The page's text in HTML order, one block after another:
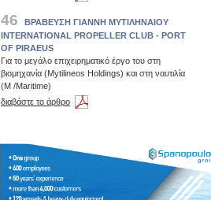
46
ΒΡΑΒΕΥΣΗ ΓΙΑΝΝΗ ΜΥΤΙΛΗΝΑΙΟΥ
ΙΝΤERNATIONAL PROPELLER CLUB - PORT
OF PIRAEUS
Για το μεγάλο επιχειρηματικό έργο του στη
βιομηχανία (Mytilineos Holdings) και στη ναυτιλία
(Μ /Μaritime)
διαβάστε το άρθρο